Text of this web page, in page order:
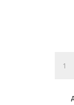
товара